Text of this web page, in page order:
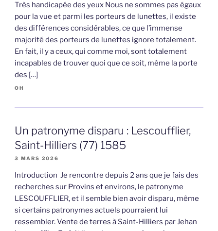
Très handicapée des yeux Nous ne sommes pas égaux
pour la vue et parmi les porteurs de lunettes, il existe
des différences considérables, ce que l’immense
majorité des porteurs de lunettes ignore totalement.
En fait, il y a ceux, qui comme moi, sont totalement
incapables de trouver quoi que ce soit, même la porte
des […]
OH
Un patronyme disparu : Lescoufflier,
Saint-Hilliers (77) 1585
3 MARS 2026
Introduction Je rencontre depuis 2 ans que je fais des
recherches sur Provins et environs, le patronyme
LESCOUFFLIER, et il semble bien avoir disparu, même
si certains patronymes actuels pourraient lui
ressembler. Vente de terres à Saint-Hilliers par Jehan